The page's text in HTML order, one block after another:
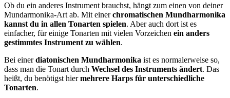
Ob du ein anderes Instrument brauchst, hängt zum einen von deiner
Mundarmonika-Art ab. Mit einerchromatischen Mundharmonika
kannst du in allen Tonarten spielen. Aber auch dort ist es
einfacher, für einige Tonarten mit vielen Vorzeichen ein anders
gestimmtes Instrument zu wählen.
Bei einerdiatonischen Mundharmonika ist es normalerweise so,
dass man die Tonart durch Wechsel des Instruments ändert. Das
heißt, du benötigst hiermehrere Harps für unterschiedliche
Tonarten.